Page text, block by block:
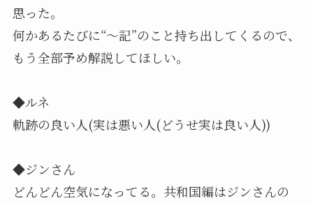
思った。
何かあるたびに“～記”のこと持ち出してくるので、
もう全部予め解説してほしい。
◆ルネ
軌跡の良い人(実は悪い人(どうせ実は良い人))
◆ジンさん
どんどん空気になってる。共和国編はジンさんの